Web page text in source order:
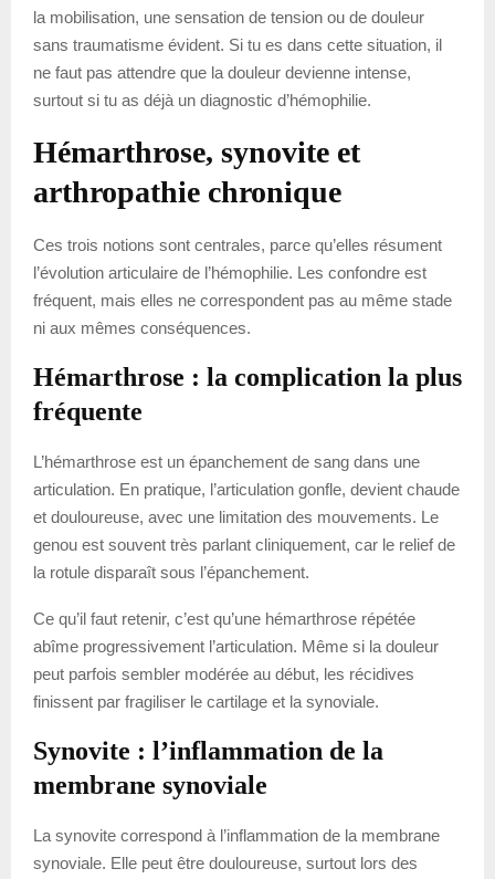
la mobilisation, une sensation de tension ou de douleur
sans traumatisme évident. Si tu es dans cette situation, il
ne faut pas attendre que la douleur devienne intense,
surtout si tu as déjà un diagnostic d’hémophilie.
Hémarthrose, synovite et
arthropathie chronique
Ces trois notions sont centrales, parce qu’elles résument
l’évolution articulaire de l’hémophilie. Les confondre est
fréquent, mais elles ne correspondent pas au même stade
ni aux mêmes conséquences.
Hémarthrose : la complication la plus
fréquente
L’hémarthrose est un épanchement de sang dans une
articulation. En pratique, l’articulation gonfle, devient chaude
et douloureuse, avec une limitation des mouvements. Le
genou est souvent très parlant cliniquement, car le relief de
la rotule disparaît sous l’épanchement.
Ce qu’il faut retenir, c’est qu’une hémarthrose répétée
abîme progressivement l’articulation. Même si la douleur
peut parfois sembler modérée au début, les récidives
finissent par fragiliser le cartilage et la synoviale.
Synovite : l’inflammation de la
membrane synoviale
La synovite correspond à l’inflammation de la membrane
synoviale. Elle peut être douloureuse, surtout lors des